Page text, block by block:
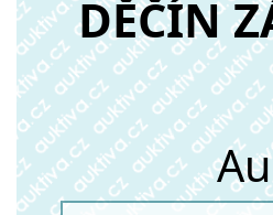
DĚČÍN